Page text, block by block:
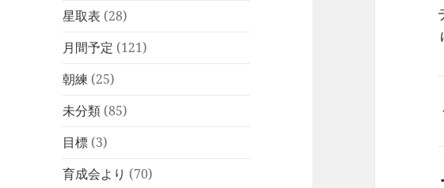
星取表 (28)
月間予定 (121)
朝練 (25)
未分類 (85)
目標 (3)
育成会より (70)